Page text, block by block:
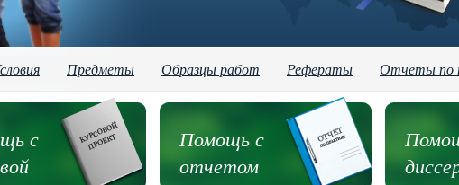
Предметы Образцы работ Рефераты Отчеты по
с
Помощь с
отчетом